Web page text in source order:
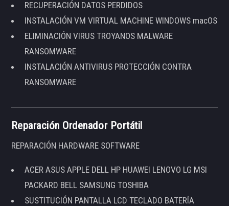
RECUPERACIÓN DATOS PERDIDOS
INSTALACIÓN VM VIRTUAL MACHINE WINDOWS macOS
ELIMINACIÓN VIRUS TROYANOS MALWARE
RANSOMWARE
INSTALACIÓN ANTIVIRUS PROTECCIÓN CONTRA
RANSOMWARE
Reparación Ordenador Portátil
REPARACIÓN HARDWARE SOFTWARE
ACER ASUS APPLE DELL HP HUAWEI LENOVO LG MSI
PACKARD BELL SAMSUNG TOSHIBA
SUSTITUCIÓN PANTALLA LCD TECLADO BATERÍA